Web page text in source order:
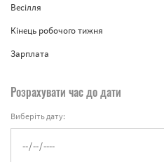
Весілля
Кінець робочого тижня
Зарплата
Розрахувати час до дати
Виберіть дату: